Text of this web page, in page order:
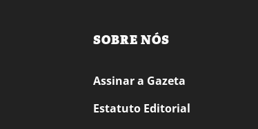
SOBRE NÓS
Assinar a Gazeta
Estatuto Editorial